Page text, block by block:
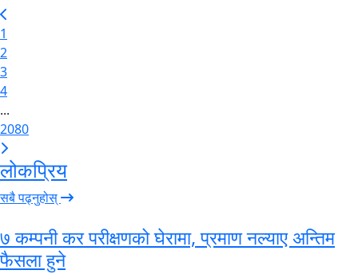
1
2
3
4
...
2080
लोकप्रिय
सबै पढ्नुहोस्
७ कम्पनी कर परीक्षणको घेरामा, प्रमाण नल्याए अन्तिम
फैसला हुने